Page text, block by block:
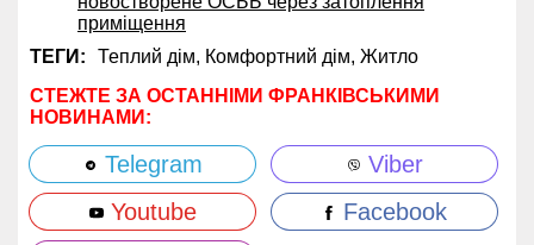
приміщення
ТЕГИ:
Теплий дім, Комфортний дім, Житло
СТЕЖТЕ ЗА ОСТАННІМИ ФРАНКІВСЬКИМИ
НОВИНАМИ:
Telegram
Viber
Youtube
Facebook